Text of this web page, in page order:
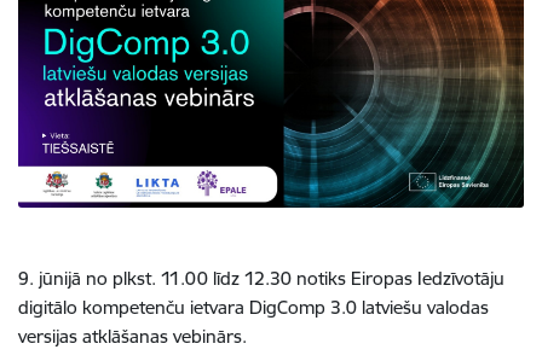
9. jūnijā no plkst. 11.00 līdz 12.30 notiks Eiropas Iedzīvotāju
digitālo kompetenču ietvara DigComp 3.0 latviešu valodas
versijas atklāšanas vebinārs.